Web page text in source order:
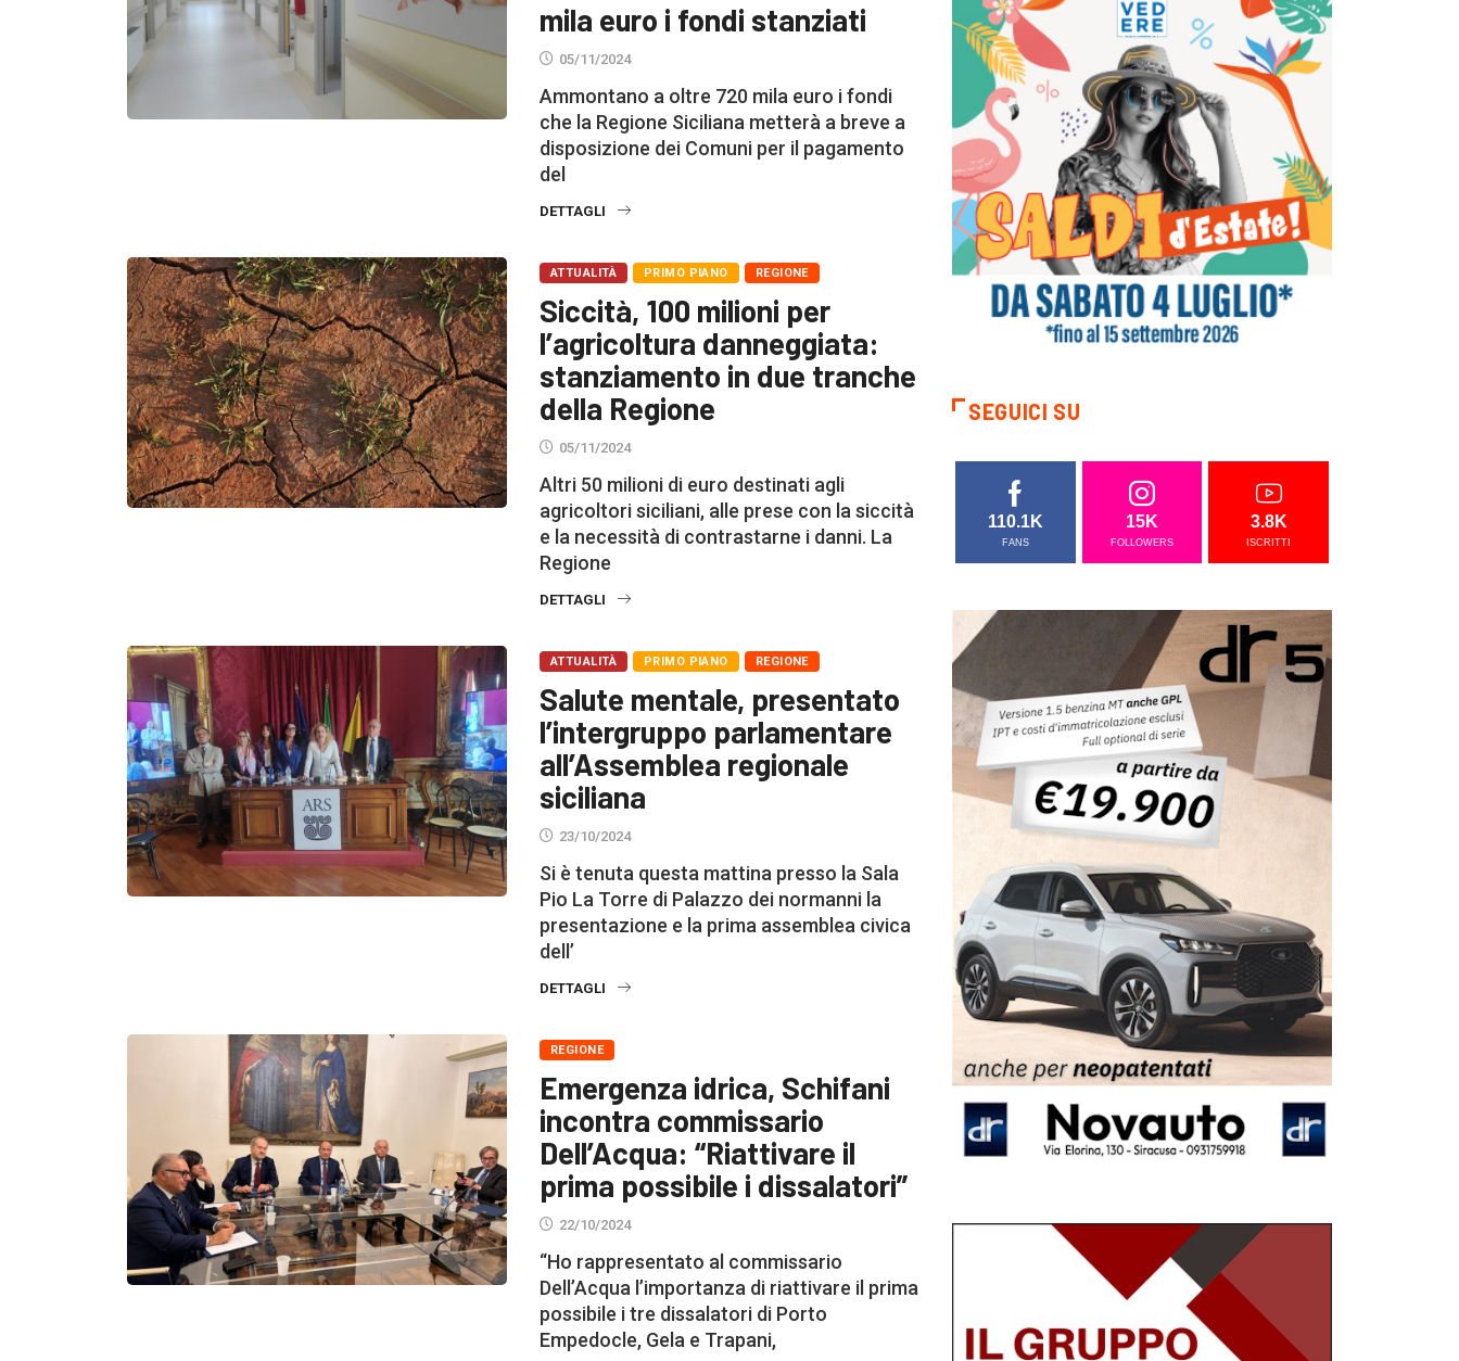
mila euro i fondi stanziati
05/11/2024
Ammontano a oltre 720 mila euro i fondi
che la Regione Siciliana metterà a breve a
disposizione dei Comuni per il pagamento
del
DETTAGLI
ATTUALITÀ PRIMO PIANO REGIONE
Siccità, 100 milioni per
l’agricoltura danneggiata:
stanziamento in due tranche
della Regione
05/11/2024
Altri 50 milioni di euro destinati agli
agricoltori siciliani, alle prese con la siccità
e la necessità di contrastarne i danni. La
Regione
DETTAGLI
ATTUALITÀ PRIMO PIANO REGIONE
Salute mentale, presentato
l’intergruppo parlamentare
all’Assemblea regionale
siciliana
23/10/2024
Si è tenuta questa mattina presso la Sala
Pio La Torre di Palazzo dei normanni la
presentazione e la prima assemblea civica
dell’
DETTAGLI
REGIONE
Emergenza idrica, Schifani
incontra commissario
Dell’Acqua: “Riattivare il
prima possibile i dissalatori”
22/10/2024
“Ho rappresentato al commissario
Dell’Acqua l’importanza di riattivare il prima
possibile i tre dissalatori di Porto
Empedocle, Gela e Trapani,
SEGUICI SU
110.1K
FANS
15K
FOLLOWERS
3.8K
ISCRITTI